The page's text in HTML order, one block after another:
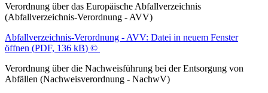
Verordnung über das Europäische Abfallverzeichnis
(Abfallverzeichnis-Verordnung - AVV)
Abfallverzeichnis-Verordnung - AVV: Datei in neuem Fenster
öffnen (PDF, 136 kB) ©
Verordnung über die Nachweisführung bei der Entsorgung von
Abfällen (Nachweisverordnung - NachwV)